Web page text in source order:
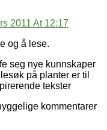
2011 At 12:17
og å lese.
seg nye kunnskaper
på planter er til
tekster
kommentarer